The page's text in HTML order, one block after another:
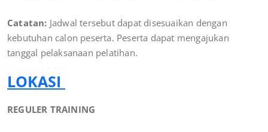
Catatan: Jadwal tersebut dapat disesuaikan dengan
kebutuhan calon peserta. Peserta dapat mengajukan
tanggal pelaksanaan pelatihan.
LOKASI
REGULER TRAINING